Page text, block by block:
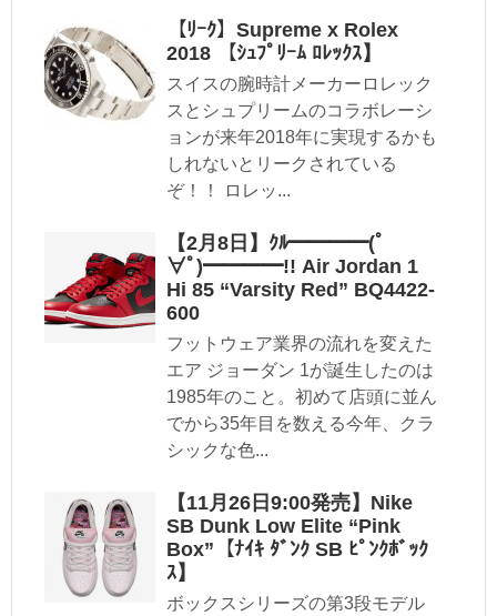
【ﾘｰｸ】Supreme x Rolex
2018 【ｼｭﾌﾟﾘｰﾑ ﾛﾚｯｸｽ】
スイスの腕時計メーカーロレック
スとシュプリームのコラボレーシ
ョンが来年2018年に実現するかも
しれないとリークされている
ぞ！！ ロレッ...
【2月8日】ｸﾙ━━━━(ﾟ
∀ﾟ)━━━━!! Air Jordan 1
Hi 85 “Varsity Red” BQ4422-
600
フットウェア業界の流れを変えた
エア ジョーダン 1が誕生したのは
1985年のこと。初めて店頭に並ん
でから35年目を数える今年、クラ
シックな色...
【11月26日9:00発売】Nike
SB Dunk Low Elite “Pink
Box”【ﾅｲｷ ﾀﾞﾝｸ SB ﾋﾟﾝｸﾎﾞｯｸ
ｽ】
ボックスシリーズの第3段モデル